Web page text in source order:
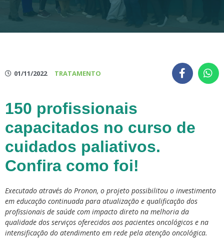
01/11/2022 TRATAMENTO
150 profissionais
capacitados no curso de
cuidados paliativos.
Confira como foi!
Executado através do Pronon, o projeto possibilitou o investimento
em educação continuada para atualização e qualificação dos
profissionais de saúde com impacto direto na melhoria da
qualidade dos serviços oferecidos aos pacientes oncológicos e na
intensificação do atendimento em rede pela atenção oncológica.